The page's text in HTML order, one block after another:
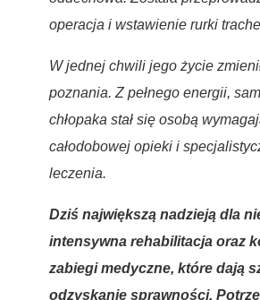
operacja i wstawienie rurki
W jednej chwili jego życie
poznania. Z pełnego energii,
chłopaka stał się osobą
całodobowej opieki i
leczenia.
Dziś największą nadzieją dla
intensywna rehabilitacja oraz
zabiegi medyczne, które dają
odzyskanie sprawności.